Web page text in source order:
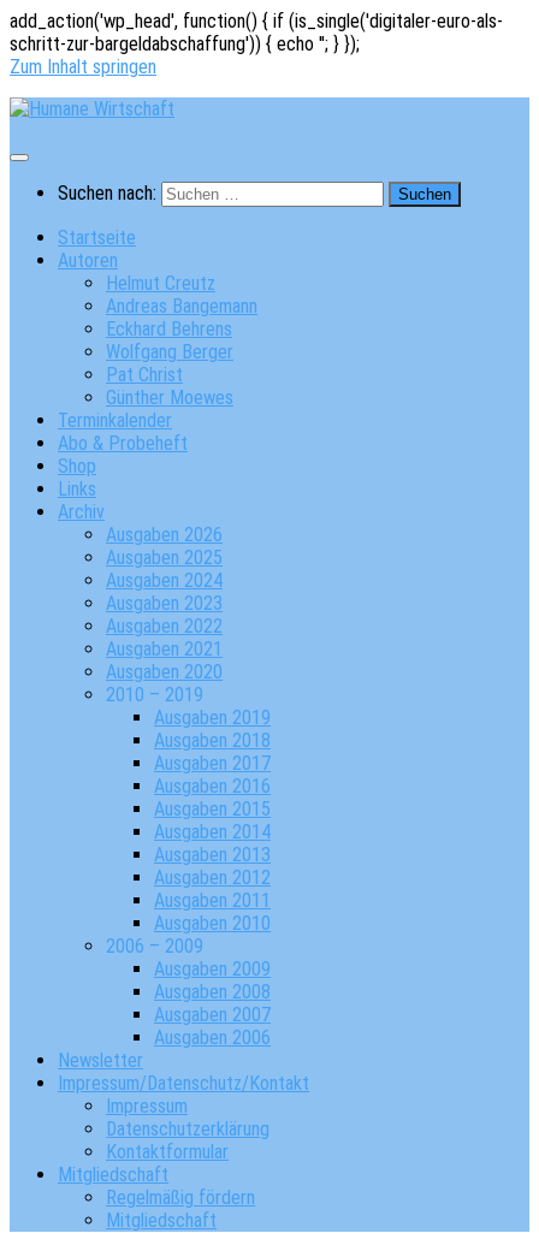
add_action('wp_head', function() { if (is_single('digitaler-euro-als-
schritt-zur-bargeldabschaffung')) { echo ''; } });
Zum Inhalt springen
Suchen nach:
Startseite
Autoren
Helmut Creutz
Andreas Bangemann
Eckhard Behrens
Wolfgang Berger
Pat Christ
Günther Moewes
Terminkalender
Abo & Probeheft
Shop
Links
Archiv
Ausgaben 2026
Ausgaben 2025
Ausgaben 2024
Ausgaben 2023
Ausgaben 2022
Ausgaben 2021
Ausgaben 2020
2010 – 2019
Ausgaben 2019
Ausgaben 2018
Ausgaben 2017
Ausgaben 2016
Ausgaben 2015
Ausgaben 2014
Ausgaben 2013
Ausgaben 2012
Ausgaben 2011
Ausgaben 2010
2006 – 2009
Ausgaben 2009
Ausgaben 2008
Ausgaben 2007
Ausgaben 2006
Newsletter
Impressum/Datenschutz/Kontakt
Impressum
Datenschutzerklärung
Kontaktformular
Mitgliedschaft
Regelmäßig fördern
Mitgliedschaft